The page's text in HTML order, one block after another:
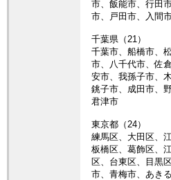
市、飯能市、行田
市、戸田市、入間
千葉県（21）
千葉市、船橋市、
市、八千代市、佐
安市、我孫子市、
銚子市、成田市、
君津市
東京都（24）
練馬区、大田区、
板橋区、葛飾区、
区、台東区、目黒
市、青梅市、あき